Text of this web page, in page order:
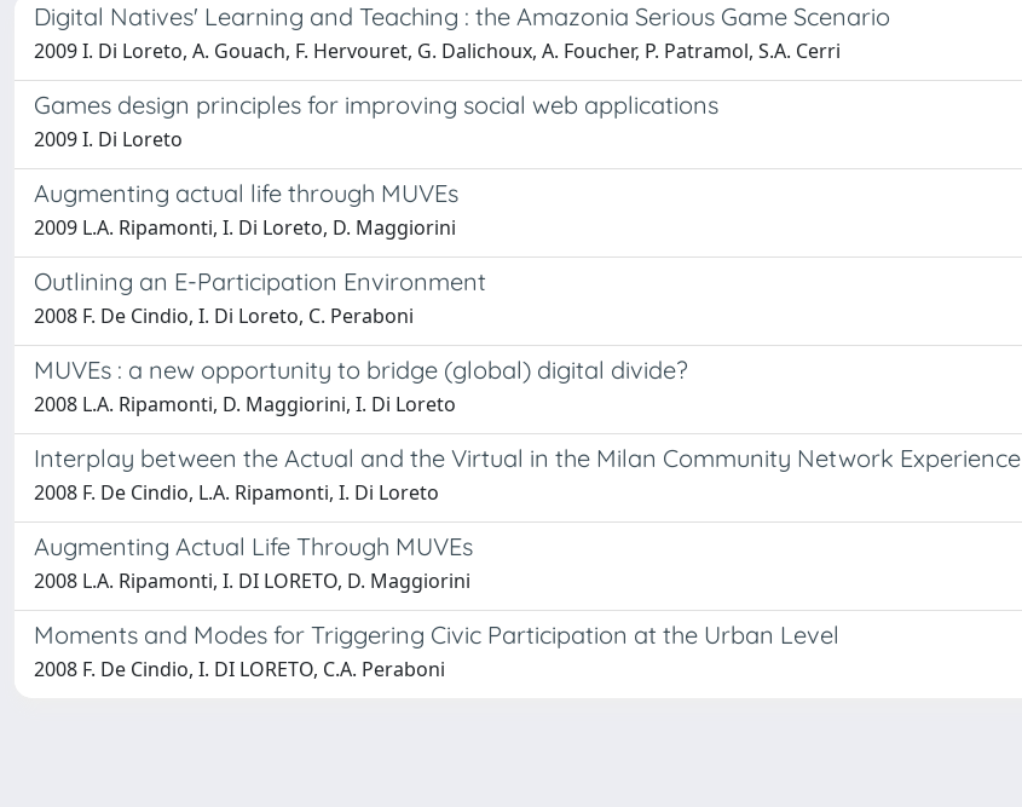
Digital Natives' Learning and Teaching : the Amazonia Serious Game Scenario
2009 I. Di Loreto, A. Gouach, F. Hervouret, G. Dalichoux, A. Foucher, P. Patramol, S.A. Cerri
Games design principles for improving social web applications
2009 I. Di Loreto
Augmenting actual life through MUVEs
2009 L.A. Ripamonti, I. Di Loreto, D. Maggiorini
Outlining an E-Participation Environment
2008 F. De Cindio, I. Di Loreto, C. Peraboni
MUVEs : a new opportunity to bridge (global) digital divide?
2008 L.A. Ripamonti, D. Maggiorini, I. Di Loreto
Interplay between the Actual and the Virtual in the Milan Community Network Experience
2008 F. De Cindio, L.A. Ripamonti, I. Di Loreto
Augmenting Actual Life Through MUVEs
2008 L.A. Ripamonti, I. DI LORETO, D. Maggiorini
Moments and Modes for Triggering Civic Participation at the Urban Level
2008 F. De Cindio, I. DI LORETO, C.A. Peraboni